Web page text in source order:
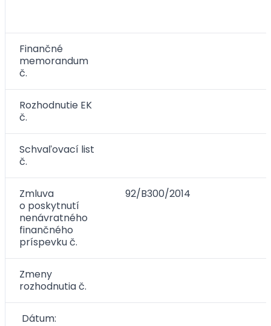
Finančné
memorandum
č.
Rozhodnutie EK
č.
Schvaľovací list
č.
Zmluva
o poskytnutí
nenávratného
finančného
príspevku č.
92/B300/2014
Zmeny
rozhodnutia č.
Dátum: